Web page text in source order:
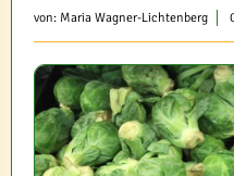
von: Maria Wagner-Lichtenberg